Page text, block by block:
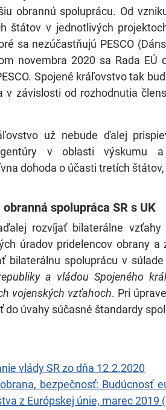
obrannú spoluprácu. Od
štátov v jednotlivých
sa nezúčastňujú PESCO
novembra 2020 sa Rada
Spojené kráľovstvo tak
v závislosti od rozhodnutia
už nebude ďalej
v oblasti výskumu
dohoda o účasti tretích
spolupráca SR s UK
rozvíjať bilaterálne
úradov pridelencov obrany
bilaterálnu spoluprácu v
a vládou Spojeného
vojenských vzťahoch. Pri
do úvahy súčasné štandardy
vlády SR zo dňa 12.2.2020
bezpečnosť: Budúcnosť
z Európskej únie, marec 2019